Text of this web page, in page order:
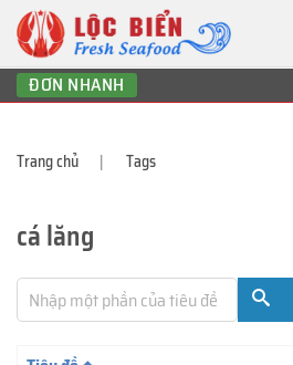
ĐƠN NHANH
Trang chủ Tags
cá lăng
Nhập một phần của tiêu đề